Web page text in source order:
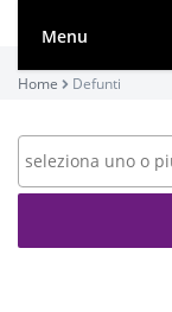
Menu
Home Defunti